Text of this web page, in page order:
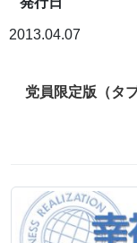
2013.04.07
党員限定版（タ